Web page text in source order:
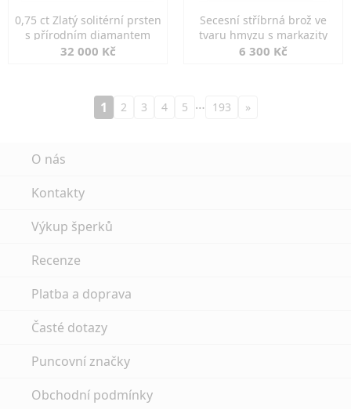
0,75 ct Zlatý solitérní prsten
s přírodním diamantem
32 000 Kč
Secesní stříbrná brož ve
tvaru hmyzu s markazity
6 300 Kč
1 2 3 4 5 … 193 »
O nás
Kontakty
Výkup šperků
Recenze
Platba a doprava
Časté dotazy
Puncovní značky
Obchodní podmínky